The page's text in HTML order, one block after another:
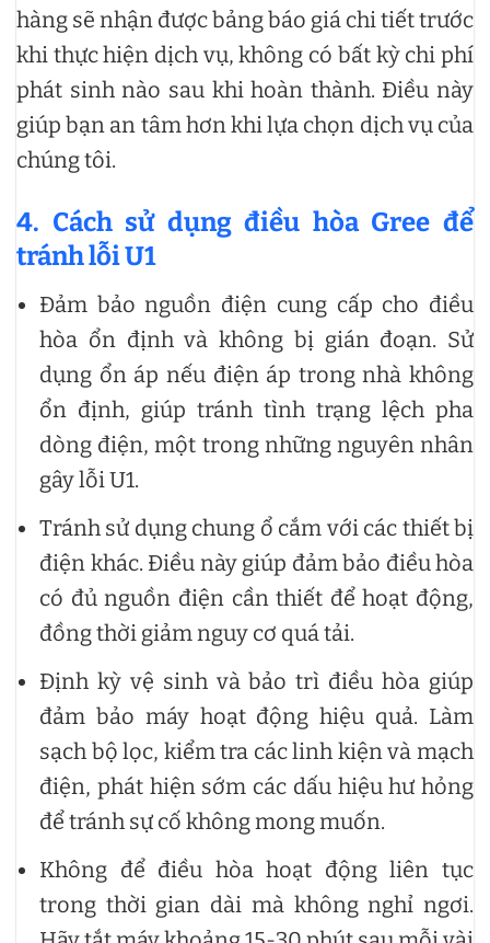
hàng sẽ nhận được bảng báo giá chi tiết trước
khi thực hiện dịch vụ, không có bất kỳ chi phí
phát sinh nào sau khi hoàn thành. Điều này
giúp bạn an tâm hơn khi lựa chọn dịch vụ của
chúng tôi.
4. Cách sử dụng điều hòa Gree để
tránh lỗi U1
Đảm bảo nguồn điện cung cấp cho điều
hòa ổn định và không bị gián đoạn. Sử
dụng ổn áp nếu điện áp trong nhà không
ổn định, giúp tránh tình trạng lệch pha
dòng điện, một trong những nguyên nhân
gây lỗi U1.
Tránh sử dụng chung ổ cắm với các thiết bị
điện khác. Điều này giúp đảm bảo điều hòa
có đủ nguồn điện cần thiết để hoạt động,
đồng thời giảm nguy cơ quá tải.
Định kỳ vệ sinh và bảo trì điều hòa giúp
đảm bảo máy hoạt động hiệu quả. Làm
sạch bộ lọc, kiểm tra các linh kiện và mạch
điện, phát hiện sớm các dấu hiệu hư hỏng
để tránh sự cố không mong muốn.
Không để điều hòa hoạt động liên tục
trong thời gian dài mà không nghỉ ngơi.